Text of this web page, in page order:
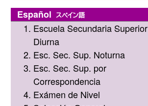
Español スペイン語
Escuela Secundaria Superior
Diurna
Esc. Sec. Sup. Noturna
Esc. Sec. Sup. por
Correspondencia
Exámen de Nivel